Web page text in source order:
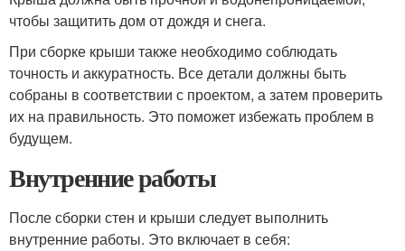
чтобы защитить дом от дождя и снега.
При сборке крыши также необходимо соблюдать
точность и аккуратность. Все детали должны быть
собраны в соответствии с проектом, а затем проверить
их на правильность. Это поможет избежать проблем в
будущем.
Внутренние работы
После сборки стен и крыши следует выполнить
внутренние работы. Это включает в себя: